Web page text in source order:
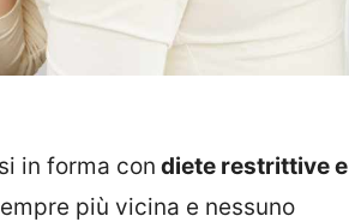
in forma con diete restrittive e
più vicina e nessuno